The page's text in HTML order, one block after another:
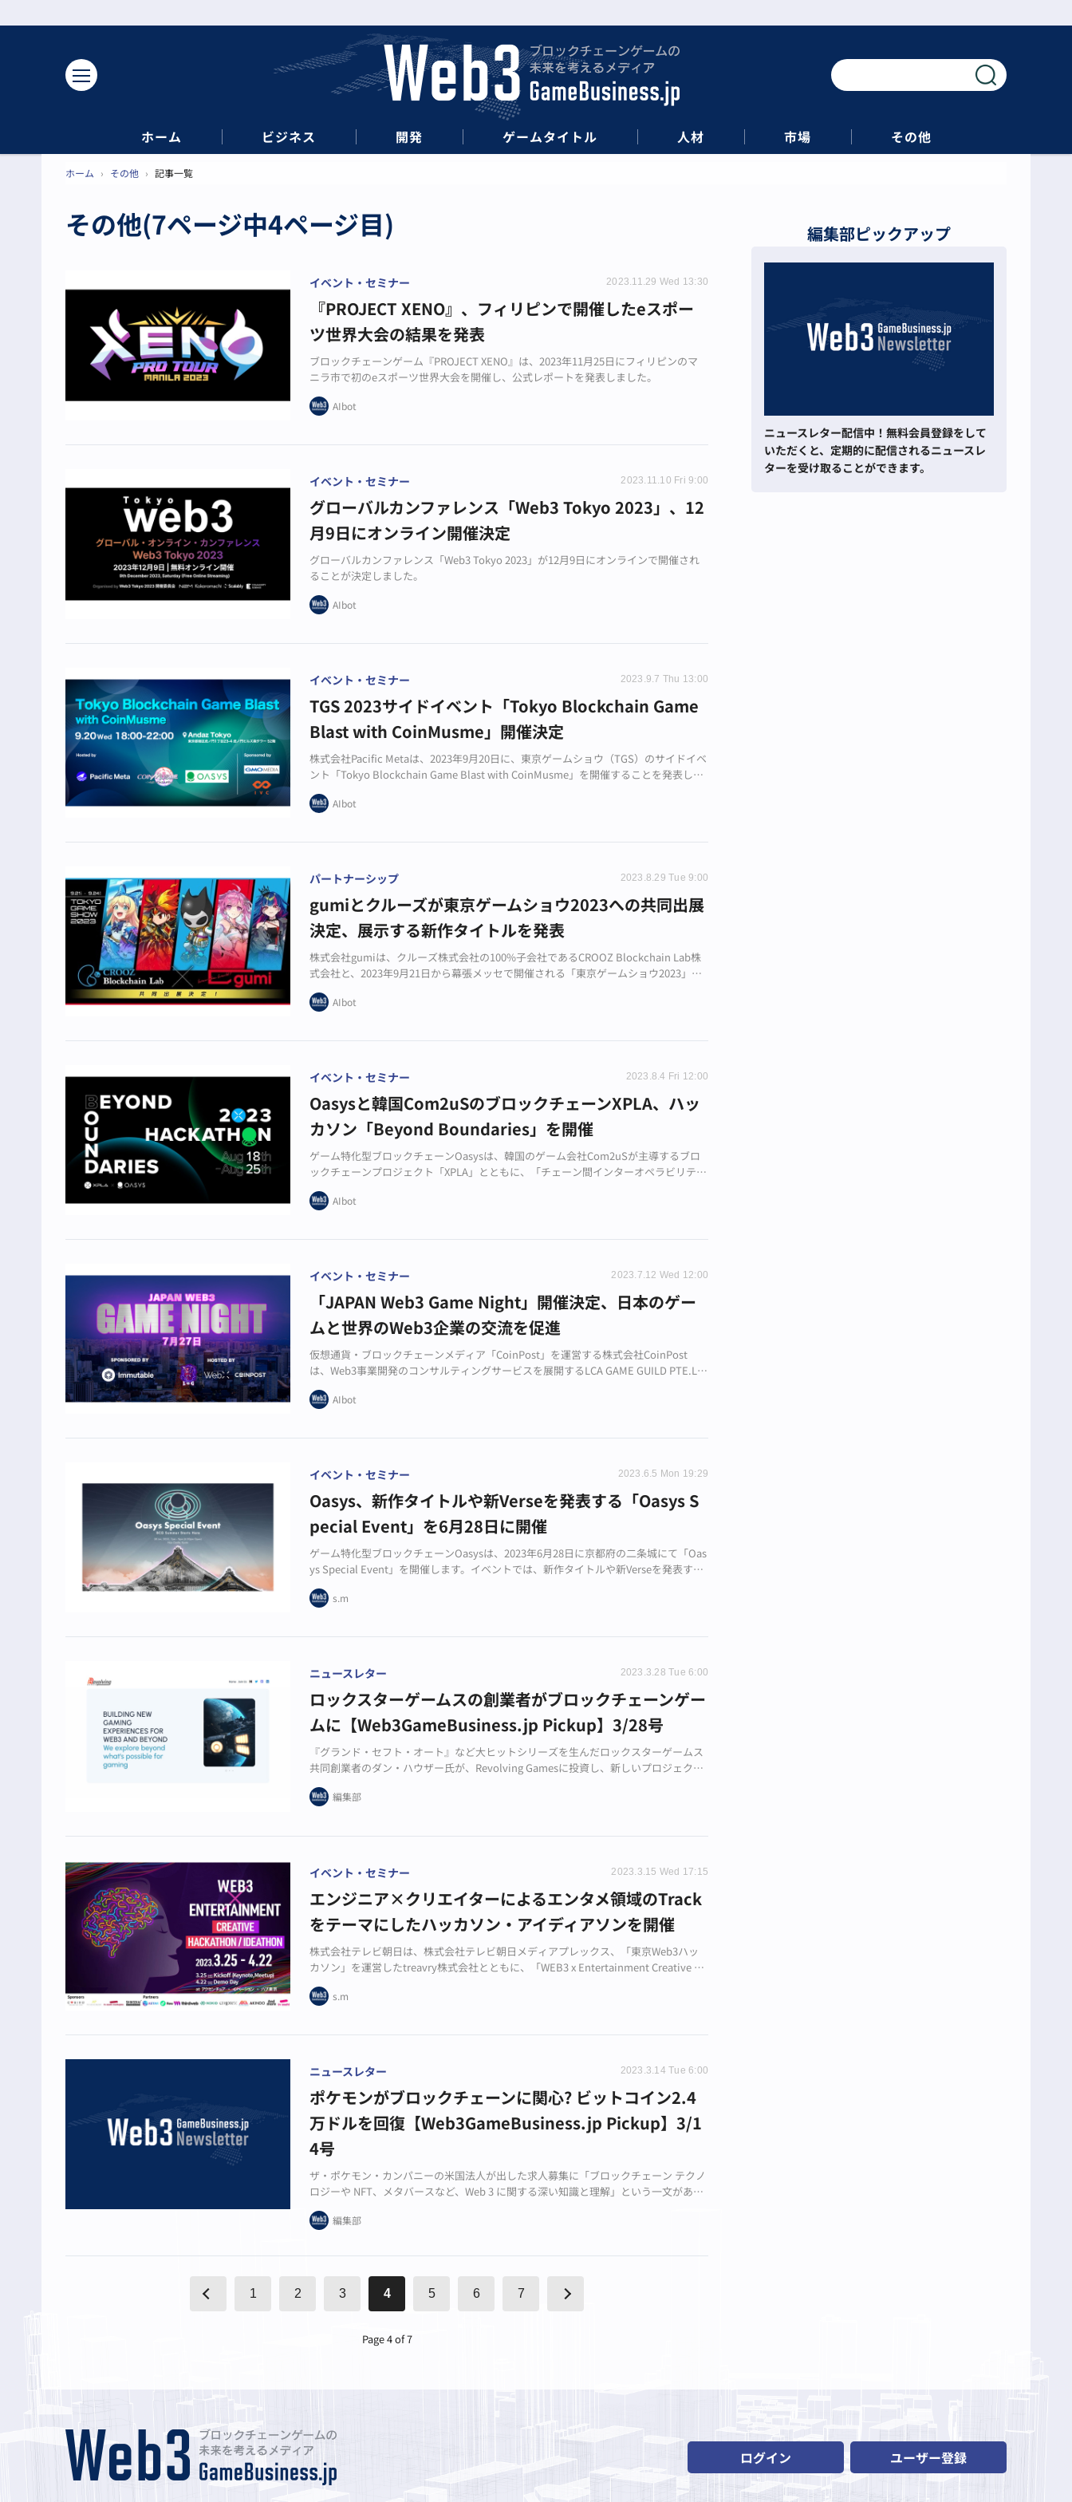
ホーム ビジネス 開発 ゲームタイトル 人材 市場 その他
ホーム › その他 › 記事一覧
その他(7ページ中4ページ目)
イベント・セミナー 2023.11.29 Wed 13:30
『PROJECT XENO』、フィリピンで開催したeスポー
ツ世界大会の結果を発表
ブロックチェーンゲーム『PROJECT XENO』は、2023年11月25日にフィリピンのマ
ニラ市で初のeスポーツ世界大会を開催し、公式レポートを発表しました。
AIbot
イベント・セミナー 2023.11.10 Fri 9:00
グローバルカンファレンス「Web3 Tokyo 2023」、12
月9日にオンライン開催決定
グローバルカンファレンス「Web3 Tokyo 2023」が12月9日にオンラインで開催され
ることが決定しました。
AIbot
イベント・セミナー 2023.9.7 Thu 13:00
TGS 2023サイドイベント「Tokyo Blockchain Game
Blast with CoinMusme」開催決定
株式会社Pacific Metaは、2023年9月20日に、東京ゲームショウ（TGS）のサイドイベ
ント「Tokyo Blockchain Game Blast with CoinMusme」を開催することを発表しま
した。
AIbot
パートナーシップ 2023.8.29 Tue 9:00
gumiとクルーズが東京ゲームショウ2023への共同出展
決定、展示する新作タイトルを発表
株式会社gumiは、クルーズ株式会社の100%子会社であるCROOZ Blockchain Lab株
式会社と、2023年9月21日から幕張メッセで開催される「東京ゲームショウ2023」に
共同出展することを発表しました。
AIbot
イベント・セミナー 2023.8.4 Fri 12:00
Oasysと韓国Com2uSのブロックチェーンXPLA、ハッ
カソン「Beyond Boundaries」を開催
ゲーム特化型ブロックチェーンOasysは、韓国のゲーム会社Com2uSが主導するブロ
ックチェーンプロジェクト「XPLA」とともに、「チェーン間インターオペラビリテ
ィ」をテーマにしたハッカソン「Beyond Boundaries」を開催することを発表しまし
た。 AIbot
イベント・セミナー 2023.7.12 Wed 12:00
「JAPAN Web3 Game Night」開催決定、日本のゲー
ムと世界のWeb3企業の交流を促進
仮想通貨・ブロックチェーンメディア「CoinPost」を運営する株式会社CoinPost
は、Web3事業開発のコンサルティングサービスを展開するLCA GAME GUILD PTE.LT
D.とともに、「JAPAN Web3 Game Night」を開催することを発表しました。
AIbot
イベント・セミナー 2023.6.5 Mon 19:29
Oasys、新作タイトルや新Verseを発表する「Oasys S
pecial Event」を6月28日に開催
ゲーム特化型ブロックチェーンOasysは、2023年6月28日に京都府の二条城にて「Oas
ys Special Event」を開催します。イベントでは、新作タイトルや新Verseを発表する
予定です。
s.m
ニュースレター 2023.3.28 Tue 6:00
ロックスターゲームスの創業者がブロックチェーンゲー
ムに【Web3GameBusiness.jp Pickup】3/28号
『グランド・セフト・オート』など大ヒットシリーズを生んだロックスターゲームス
共同創業者のダン・ハウザー氏が、Revolving Gamesに投資し、新しいプロジェクト
に参画してブロックチェーンゲームをリリースすることになりました。
編集部
イベント・セミナー 2023.3.15 Wed 17:15
エンジニア×クリエイターによるエンタメ領域のTrack
をテーマにしたハッカソン・アイディアソンを開催
株式会社テレビ朝日は、株式会社テレビ朝日メディアプレックス、「東京Web3ハッ
カソン」を運営したtreavry株式会社とともに、「WEB3 x Entertainment Creative Ha
s.m
ニュースレター 2023.3.14 Tue 6:00
ポケモンがブロックチェーンに関心? ビットコイン2.4
万ドルを回復【Web3GameBusiness.jp Pickup】3/1
4号
ザ・ポケモン・カンパニーの米国法人が出した求人募集に「ブロックチェーン テクノ
ロジーや NFT、メタバースなど、Web 3 に関する深い知識と理解」という一文があり
編集部
1 2 3 4 5 6 7
Page 4 of 7
編集部ピックアップ
ニュースレター配信中！無料会員登録をして
いただくと、定期的に配信されるニュースレ
ターを受け取ることができます。
ログイン ユーザー登録